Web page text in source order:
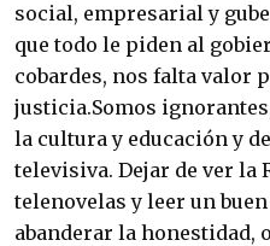
social, empresarial y
que todo le piden al
cobardes, nos falta valor
justicia.Somos
la cultura y educación y
televisiva. Dejar de ver la
telenovelas y leer un
abanderar la honestidad,